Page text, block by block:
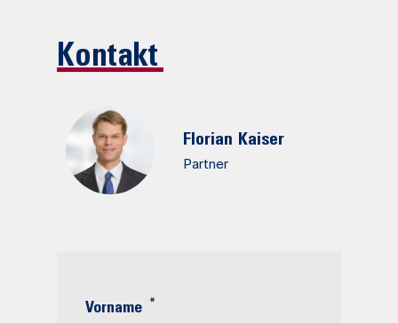
Kontakt
Florian Kaiser
Partner
Vorname *